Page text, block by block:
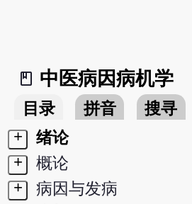
book_2
中医病因病机学
目录 拼音
搜寻
+
绪论
+
概论
+
病因与发病